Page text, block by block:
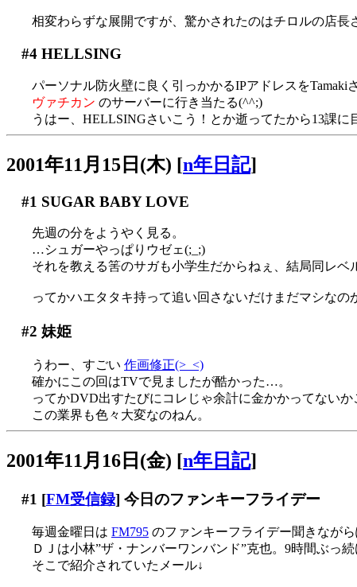
相変わらずな展開ですが、驚かされたのはチロルの店長
#4HELLSING
パーソナル防火壁に良く引っかかるIPアドレスをTamaki
ヴァチカン のサーバーに行き当たる(^^;)
うはー、HELLSINGさいこう！とか逝ってたから13課に
2001年11月15日(木) [n年日記]
#1 SUGAR BABY LOVE
先週の分をようやく見る。
…シュガーやっぱりウゼェ(;_;)
それを教える筈のサガも小学生だからねぇ、結局同レベ
ってかハエタタキ持って追い回さないだけまだマシなの
#2 妹姫
うわー、すごい 作画修正(>_<)
確かにこの回はTVで見ましたが酷かった…。
ってかDVD出すたびにコレじゃ余計に金かかってないか
この業界も色々大変なのねん。
2001年11月16日(金) [n年日記]
#1 [FM受信録] 今日のファンキーフライデー
毎週金曜日は FM795 のファンキーフライデー聞きながら
ＤＪは小林”ザ・ナンバーワンバンド”克也。9時間ぶっ
そこで紹介されていたメール↓